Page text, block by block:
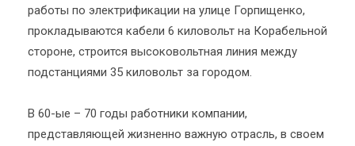
работы по электрификации на улице Горпищенко,
прокладываются кабели 6 киловольт на Корабельной
стороне, строится высоковольтная линия между
подстанциями 35 киловольт за городом.
В 60-ые – 70 годы работники компании,
представляющей жизненно важную отрасль, в своем